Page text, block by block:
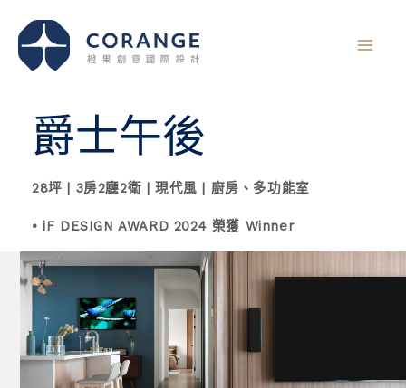
爵士午後
28坪 | 3房2廳2衛 | 現代風 | 廚房、多功能室
• iF DESIGN AWARD 2024 榮獲 Winner